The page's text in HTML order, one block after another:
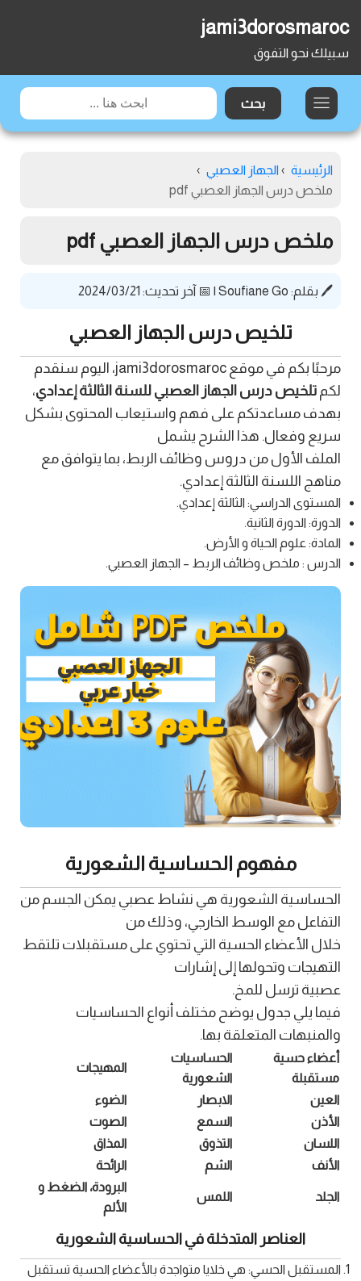
jami3dorosmaroc
سبيلك نحو التفوق
الرئيسية › الجهاز العصبي ›
ملخص درس الجهاز العصبي pdf
ملخص درس الجهاز العصبي pdf
🖊️ بقلم: Soufiane Go
| 📅 آخر تحديث: 2024/03/21
تلخيص درس الجهاز العصبي
مرحبًا بكم في موقع jami3dorosmaroc، اليوم سنقدم
لكم تلخيص درس الجهاز العصبي للسنة الثالثة إعدادي،
بهدف مساعدتكم على فهم واستيعاب المحتوى بشكل
سريع وفعال. هذا الشرح يشمل
الملف الأول من دروس وظائف الربط، بما يتوافق مع
مناهج اللسنة الثالثة إعدادي.
المستوى الدراسي: الثالثة إعدادي.
الدورة: الدورة الثانية.
المادة: علوم الحياة و الأرض.
الدرس : ملخص وظائف الربط – الجهاز العصبي.
مفهوم الحساسية الشعورية
الحساسية الشعورية هي نشاط عصبي يمكن الجسم من
التفاعل مع الوسط الخارجي، وذلك من
خلال الأعضاء الحسية التي تحتوي على مستقبلات تلتقط
التهيجات وتحولها إلى إشارات
عصبية ترسل للمخ.
فيما يلي جدول يوضح مختلف أنواع الحساسيات
والمنبهات المتعلقة بها.
أعضاء حسية
مستقبلة
الحساسيات
الشعورية
المهيجات
العين الابصار
الضوء
الأذن
السمع
الصوت
اللسان
التذوق
المذاق
الأنف
الشم الرائحة
الجلد اللمس
البرودة، الضغط و
الألم
العناصر المتدخلة في الحساسية الشعورية
المستقبل الحسي: هي خلايا متواجدة بالأعضاء الحسية تستقبل